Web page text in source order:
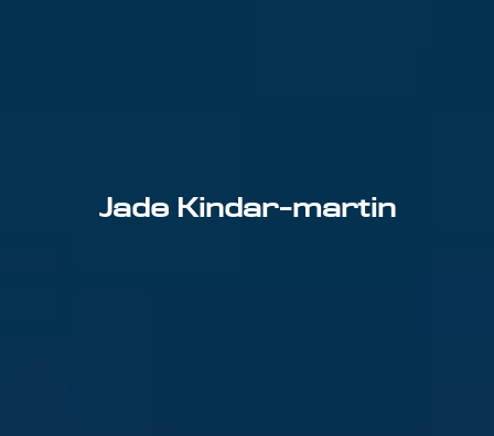
Jade Kindar-martin